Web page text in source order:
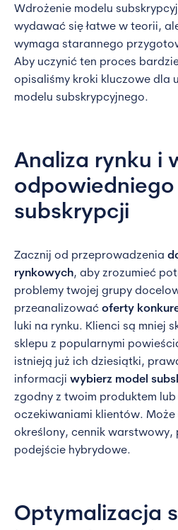
Wdrożenie modelu
wydawać się łatwe w teorii,
wymaga starannego
Aby uczynić ten proces
opisaliśmy kroki kluczowe dla
modelu subskrypcyjnego.
Analiza rynku i
odpowiedniego
subskrypcji
Zacznij od przeprowadzenia
rynkowych, aby zrozumieć
problemy twojej grupy
przeanalizować oferty
luki na rynku. Klienci są mniej
sklepu z popularnymi
istnieją już ich dziesiątki,
informacji wybierz model
zgodny z twoim produktem lub
oczekiwaniami klientów.
określony, cennik warstwowy,
podejście hybrydowe.
Optymalizacja